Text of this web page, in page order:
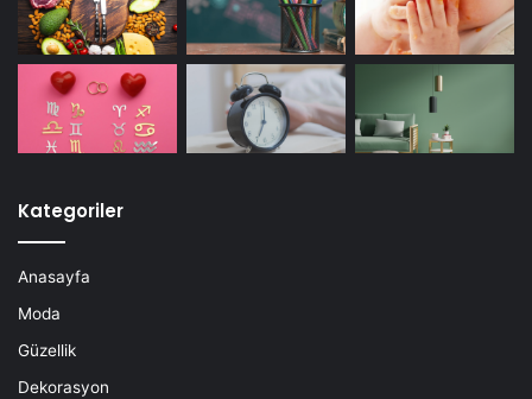
Kategoriler
Anasayfa
Moda
Güzellik
Dekorasyon